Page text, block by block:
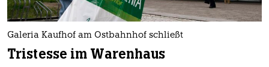
Galeria Kaufhof am Ostbahnhof schließt
Tristesse im Warenhaus